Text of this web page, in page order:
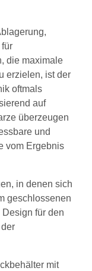
die maximale
erzielen, ist der
oftmals
auf
überzeugen
und
vom Ergebnis
in denen sich
geschlossenen
für den
mit